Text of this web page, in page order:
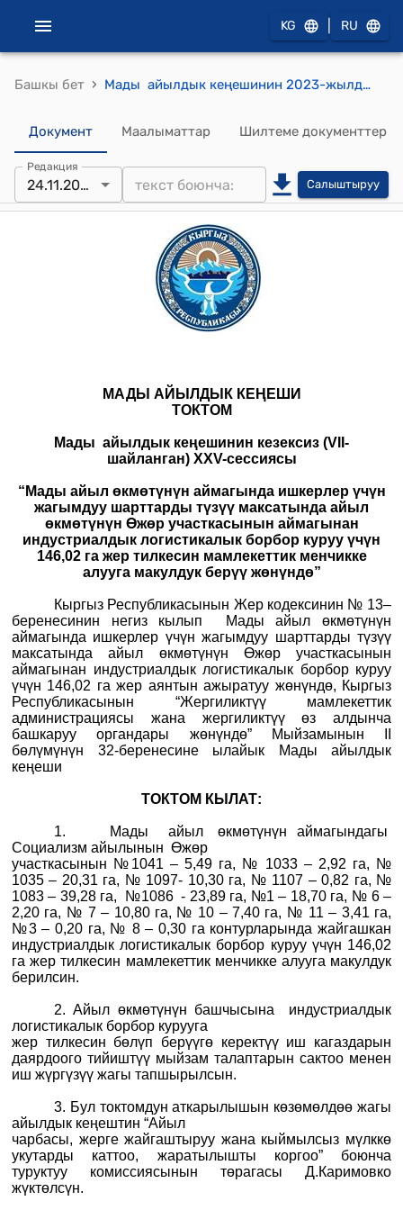
KG RU
Башкы бет › Мады айылдык кеңешинин 2023-жылдын 24-ноябрындагы № 145 “Мады айыл өкмөтүнүн аймагында ишкерлер үчүн жагымдуу шарттарды түзүү максатында айыл өкмөтүнүн Өжөр участкасынын аймагынан индустриалдык логистикалык борбор куруу үчүн 146,02 га жер тилкесин мамлекеттик менчикке алууга макулдук берүү жөнүндө” токтому
Документ Маалыматтар Шилтеме документтер
Редакция
24.11.2023 Салыштыруу